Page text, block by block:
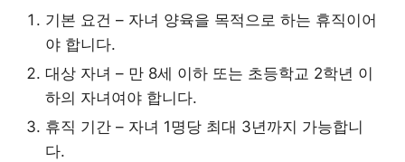
기본 요건 – 자녀 양육을 목적으로 하는 휴직이어
야 합니다.
대상 자녀 – 만 8세 이하 또는 초등학교 2학년 이
하의 자녀여야 합니다.
휴직 기간 – 자녀 1명당 최대 3년까지 가능합니
다.